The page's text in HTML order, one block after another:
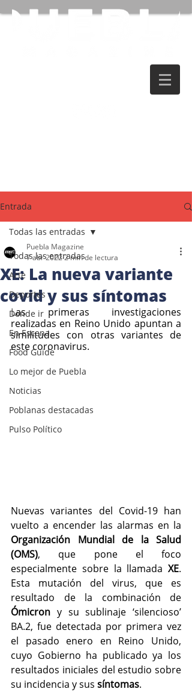
Entrada
Todas las entradas
Arte
Deportes
Donde ir
En Escena
Food Guide
Lo mejor de Puebla
Noticias
Poblanas destacadas
Pulso Político
Todas las entradas
XE: La nueva variante
covid y sus síntomas
Puebla Magazine
7 abr 20222 min de lectura
Las primeras investigaciones
realizadas en Reino Unido apuntan a
similitudes con otras variantes de
este coronavirus.
Nuevas variantes del Covid-19 han
Organización Mundial de la Salud
(OMS), que pone el foco
especialmente sobre la llamada XE.
Esta mutación del virus, que es
Ómicron y su sublinaje ‘silencioso’
BA.2, fue detectada por primera vez
el pasado enero en Reino Unido,
cuyo Gobierno ha publicado ya los
resultados iniciales del estudio sobre
su incidencia y sus síntomas.